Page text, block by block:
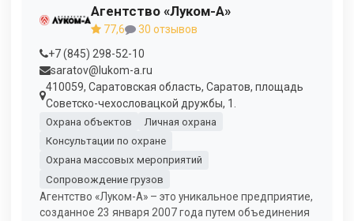
Агентство «Луком-А»
77,6
30 отзывов
+7 (845) 298-52-10
saratov@lukom-a.ru
410059, Саратовская область, Саратов, площадь
Советско-чехословацкой дружбы, 1.
Охрана объектов
Личная охрана
Консультации по охране
Охрана массовых мероприятий
Сопровождение грузов
Агентство «Луком-А» – это уникальное предприятие,
созданное 23 января 2007 года путем объединения